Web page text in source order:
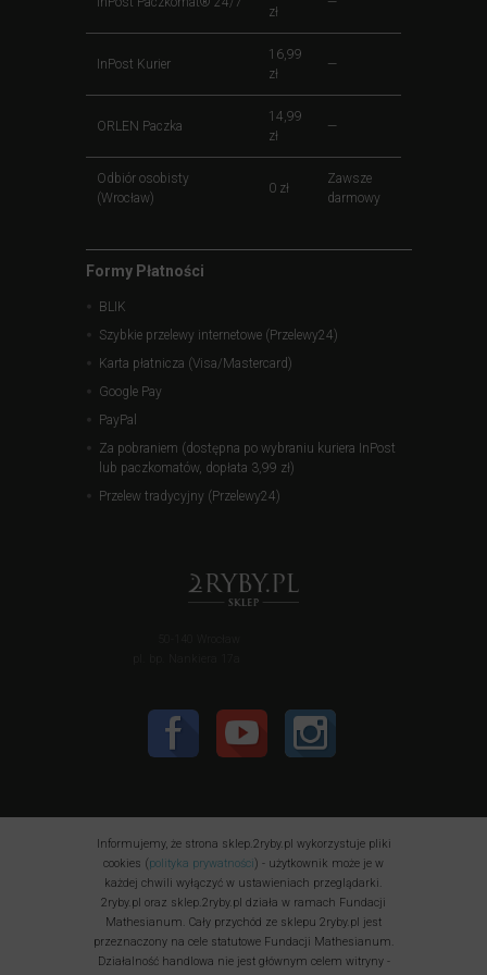
zł
InPost Kurier
16,99
zł
—
ORLEN Paczka
14,99
zł
—
Odbiór osobisty
(Wrocław)
0 zł
Zawsze
darmowy
Formy Płatności
BLIK
Szybkie przelewy internetowe (Przelewy24)
Karta płatnicza (Visa/Mastercard)
Google Pay
PayPal
Za pobraniem (dostępna po wybraniu kuriera InPost
lub paczkomatów, dopłata 3,99 zł)
Przelew tradycyjny (Przelewy24)
Informujemy, że strona sklep.2ryby.pl wykorzystuje pliki
cookies (polityka prywatności) - użytkownik może je w
każdej chwili wyłączyć w ustawieniach przeglądarki.
2ryby.pl oraz sklep.2ryby.pl działa w ramach Fundacji
Mathesianum. Cały przychód ze sklepu 2ryby.pl jest
przeznaczony na cele statutowe Fundacji Mathesianum.
Działalność handlowa nie jest głównym celem witryny -